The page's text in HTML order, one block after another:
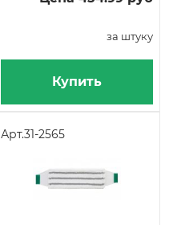
за штуку
Купить
Арт.31-2565